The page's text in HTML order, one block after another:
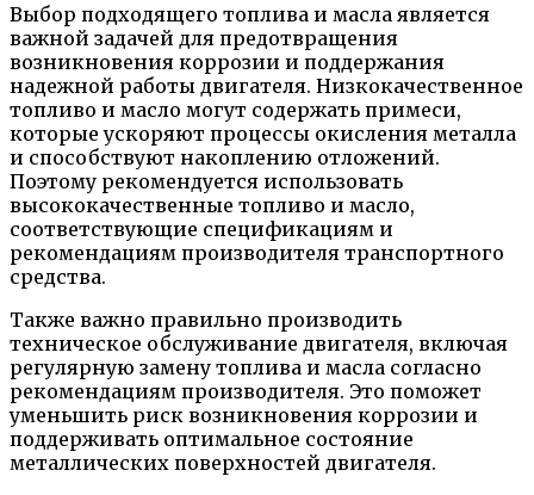
Выбор подходящего топлива и масла является
важной задачей для предотвращения
возникновения коррозии и поддержания
надежной работы двигателя. Низкокачественное
топливо и масло могут содержать примеси,
которые ускоряют процессы окисления металла
и способствуют накоплению отложений.
Поэтому рекомендуется использовать
высококачественные топливо и масло,
соответствующие спецификациям и
рекомендациям производителя транспортного
средства.
Также важно правильно производить
техническое обслуживание двигателя, включая
регулярную замену топлива и масла согласно
рекомендациям производителя. Это поможет
уменьшить риск возникновения коррозии и
поддерживать оптимальное состояние
металлических поверхностей двигателя.